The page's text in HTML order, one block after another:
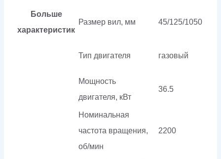
Больше
характеристик
Размер вил, мм 45/125/1050
Тип двигателя газовый
Мощность
двигателя, кВт
36.5
Номинальная
частота вращения,
об/мин
2200